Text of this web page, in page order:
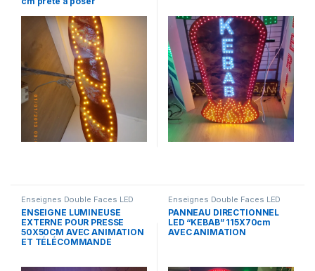
Enseignes Double Faces LED
ENSEIGNE LUMINEUSE
EXTERNE POUR PRESSE
50X50CM AVEC ANIMATION
ET TÉLÉCOMMANDE
Enseignes Double Faces LED
PANNEAU DIRECTIONNEL
LED “KEBAB” 115X70cm
AVEC ANIMATION